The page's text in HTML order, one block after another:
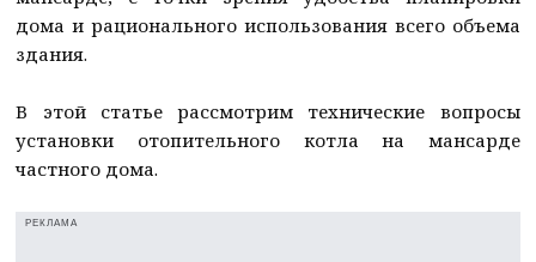
дома и рационального использования всего объема
здания.
В этой статье рассмотрим технические вопросы
установки отопительного котла на мансарде
частного дома.
РЕКЛАМА